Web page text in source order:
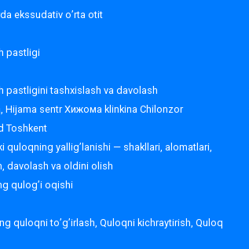
ekssudativ o’rta otit
pastligi
pastligini tashxislash va davolash
Hijama sentr Хижома klinkina Chilonzor
Toshkent
quloqning yallig’lanishi — shakllari, alomatlari,
davolash va oldini olish
qulog’i oqishi
quloqni to’g’irlash, Quloqni kichraytirish, Quloq